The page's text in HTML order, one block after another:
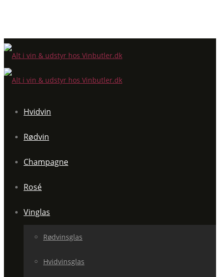
Hvidvin
Rødvin
Champagne
Rosé
Vinglas
Rødvinsglas
Hvidvinsglas